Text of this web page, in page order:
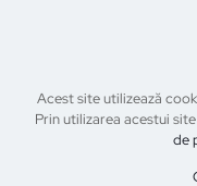
Acest site utilizează
Prin utilizarea acestui
de